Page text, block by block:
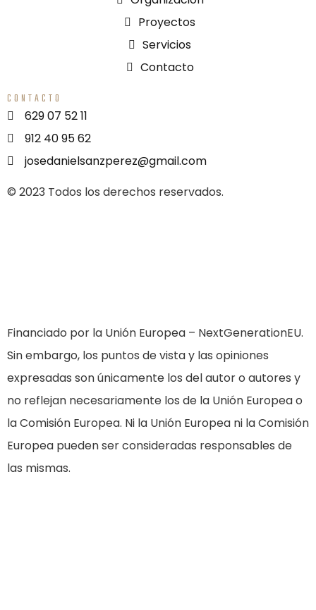
Proyectos
Servicios
Contacto
CONTACTO
629 07 52 11
912 40 95 62
josedanielsanzperez@gmail.com
© 2023 Todos los derechos reservados.
Financiado por la Unión Europea – NextGenerationEU.
Sin embargo, los puntos de vista y las opiniones
expresadas son únicamente los del autor o autores y
no reflejan necesariamente los de la Unión Europea o
la Comisión Europea. Ni la Unión Europea ni la Comisión
Europea pueden ser consideradas responsables de
las mismas.